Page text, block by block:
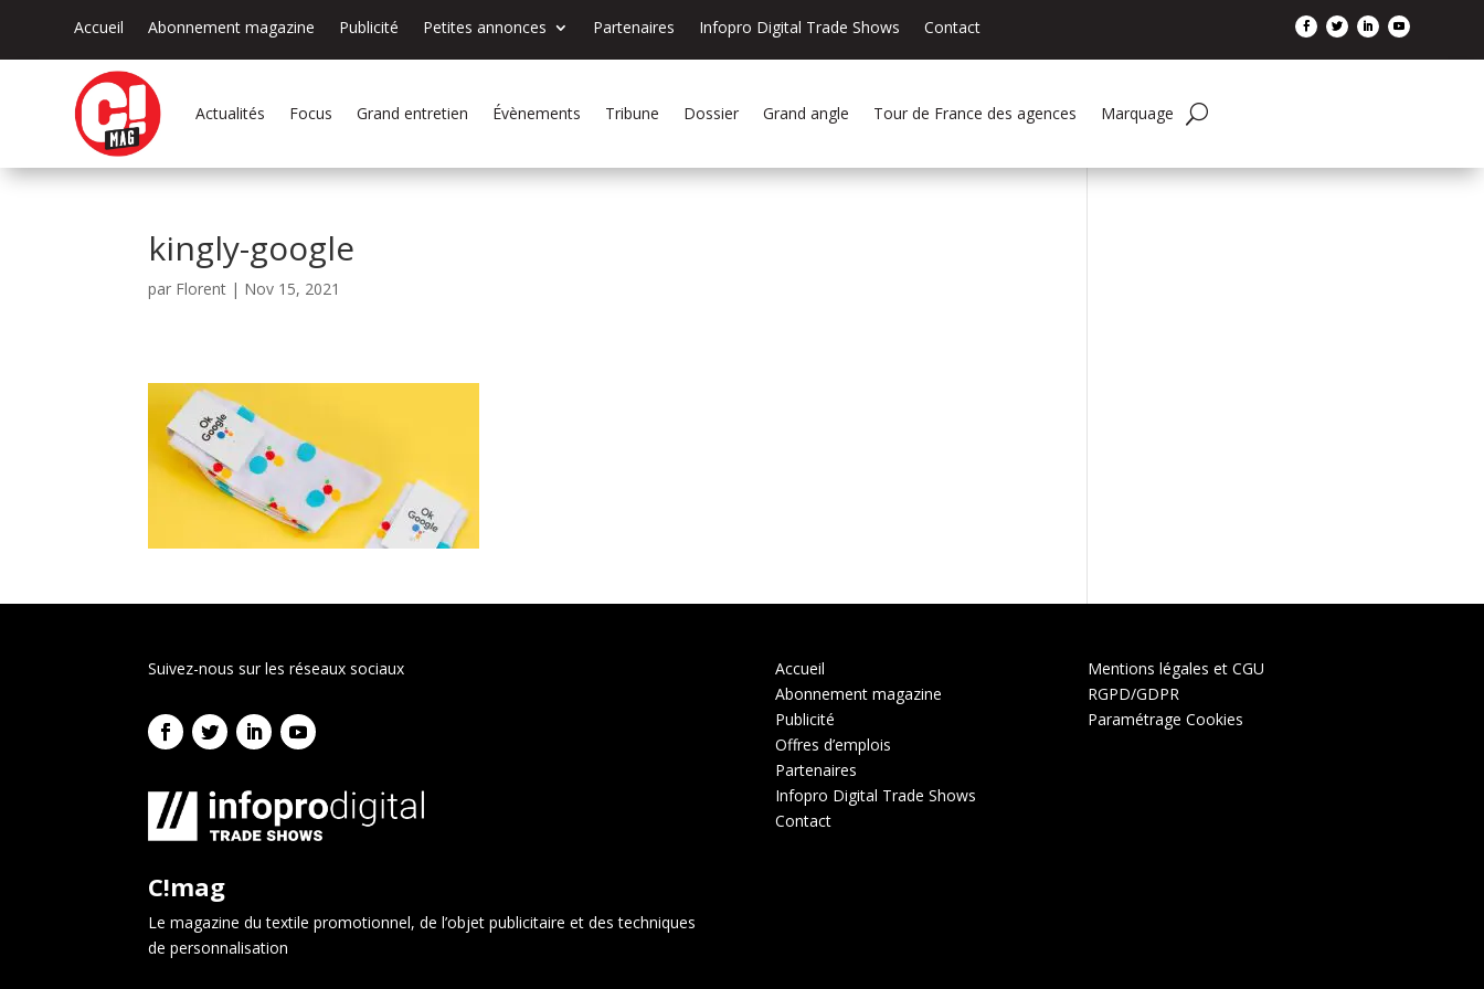
Accueil Abonnement magazine Publicité Petites annonces Partenaires Infopro Digital Trade Shows Contact
Actualités Focus Grand entretien Évènements Tribune Dossier Grand angle Tour de France des agences Marquage
kingly-google
par Florent | Nov 15, 2021
Suivez-nous sur les réseaux sociaux
C!mag
Le magazine du textile promotionnel, de l’objet publicitaire et des techniques
de personnalisation
Accueil
Abonnement magazine
Publicité
Offres d’emplois
Partenaires
Infopro Digital Trade Shows
Contact
Mentions légales et CGU
RGPD/GDPR
Paramétrage Cookies